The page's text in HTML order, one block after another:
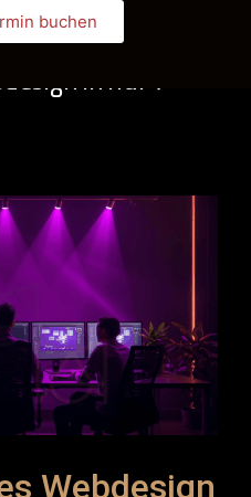
buchen
in nur 7
Webdesign